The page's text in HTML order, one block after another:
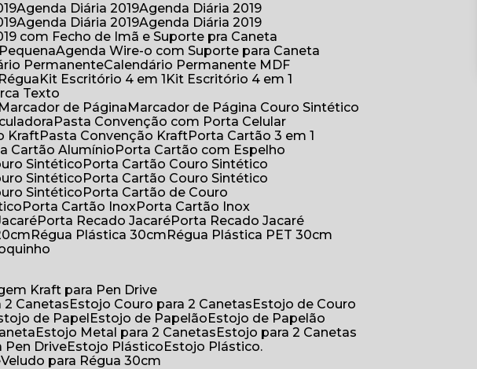
Agenda Diária 2019
Agenda Diária 2019
Agenda Diária 2019
Agenda Diária 2019
com Fecho de Imã e Suporte pra Caneta
Agenda Wire-o com Suporte para Caneta
Permanente
Calendário Permanente MDF
Kit Escritório 4 em 1
Kit Escritório 4 em 1
Texto
Marcador de Página
Marcador de Página Couro Sintético
Pasta Convenção com Porta Celular
Kraft Pasta Convenção Kraft
Porta Cartão 3 em 1
Cartão Alumínio
Porta Cartão com Espelho
Sintético
Porta Cartão Couro Sintético
Sintético
Porta Cartão Couro Sintético
Sintético
Porta Cartão de Couro
Porta Cartão Inox
Porta Cartão Inox
Porta Recado Jacaré
Porta Recado Jacaré
Régua Plástica 30cm
Régua Plástica PET 30cm
Kraft para Pen Drive
2 Canetas Estojo Couro para 2 Canetas
Estojo de Couro
de Papel Estojo de Papelão
Estojo de Papelão
Estojo Metal para 2 Canetas
Estojo para 2 Canetas
Pen Drive Estojo Plástico
Estojo Plástico.
Veludo para Régua 30cm